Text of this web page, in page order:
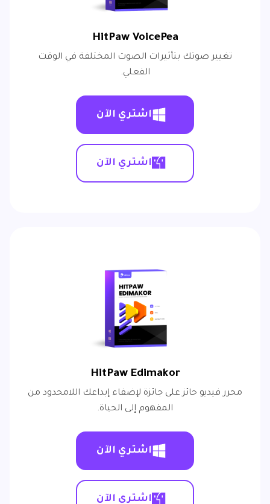
HitPaw VoicePea
تغيير صوتك بتأثيرات الصوت المختلفة في الوقت
الفعلي.
اشتري الآن
اشتري الآن
HitPaw Edimakor
محرر فيديو حائز على جائزة لإضفاء إبداعك اللامحدود من
المفهوم إلى الحياة.
اشتري الآن
اشتري الآن